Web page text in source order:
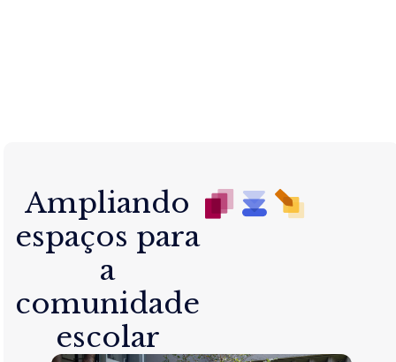
Ampliando
espaços para
a
comunidade
escolar